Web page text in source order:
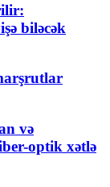
biləcək
və
optik xətlə